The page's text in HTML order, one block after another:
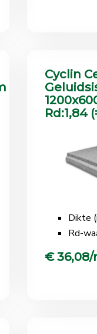
Cyclin
Rd:1,84
Dikte
Rd-
€ 36,08/